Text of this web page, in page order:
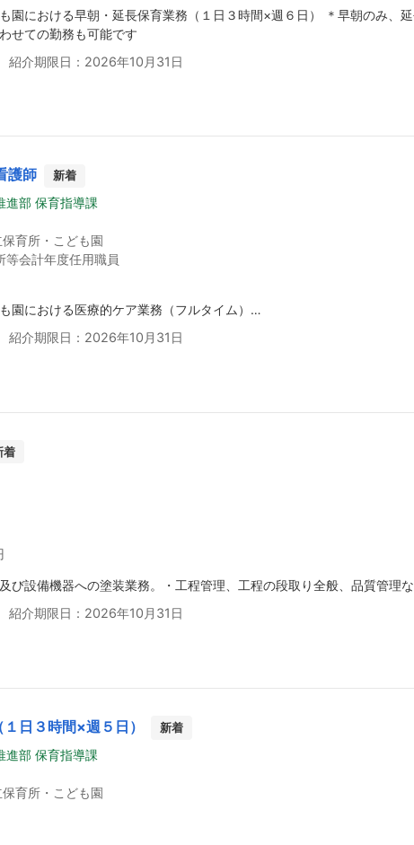
園における早朝・延長保育業務（１日３時間×週６日） ＊早朝のみ、
せての勤務も可能です
介期限日：2026年10月31日
護師 新着
進部 保育指導課
育所・こども園
等会計年度任用職員
園における医療的ケア業務（フルタイム）…
介期限日：2026年10月31日
着
び設備機器への塗装業務。・工程管理、工程の段取り全般、品質管理
介期限日：2026年10月31日
日３時間×週５日） 新着
進部 保育指導課
育所・こども園